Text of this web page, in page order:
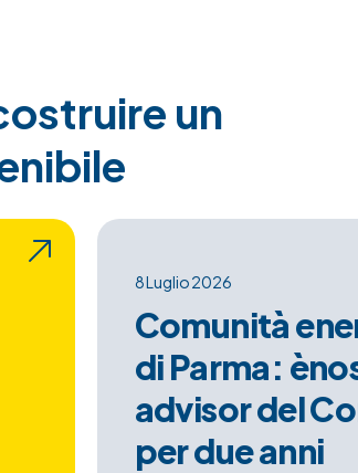
un
8 Luglio 2026
Comunità
di Parma:
advisor del
per due anni